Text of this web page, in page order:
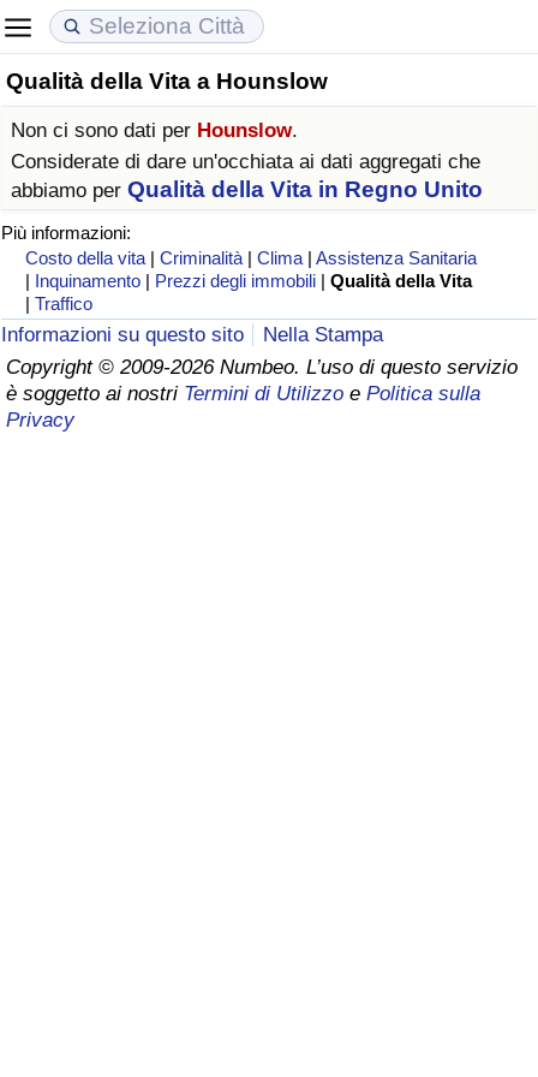
Qualità della Vita a Hounslow
Non ci sono dati per Hounslow.
Considerate di dare un'occhiata ai dati aggregati che
abbiamo per Qualità della Vita in Regno Unito
Più informazioni:
Costo della vita |Criminalità |Clima |Assistenza Sanitaria
| Inquinamento | Prezzi degli immobili |Qualità della Vita
|Traffico
Informazioni su questo sito
Nella Stampa
Copyright © 2009-2026 Numbeo. L’uso di questo servizio
è soggetto ai nostri Termini di Utilizzo e Politica sulla
Privacy
Costo della vita
Indice Del Costo Della Vita (corrente)
Indice Del Costo Della Vita
Indice del Costo della Vita per Nazione
ad Aqaba
Prezzi degli immobili
Indice del Prezzo delle Case (Corrente)
Indice del Prezzo delle Case
Indice del Prezzo delle Case per Nazione
Qualità della Vita
Indice della Qualità della Vita
Indice della Qualità della Vita (Corrente)
Indice della qualità della vita per Paese
Criminalità
Indice del Tasso di Criminalità (Corrente)